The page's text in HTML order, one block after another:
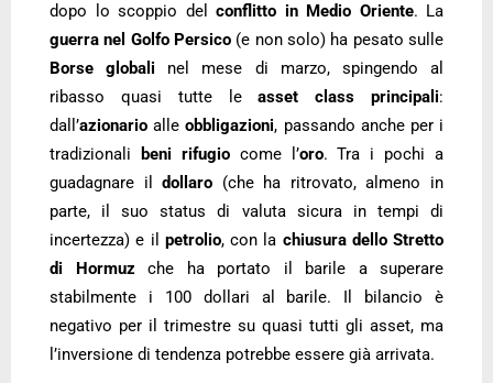
dopo lo scoppio del conflitto in Medio Oriente. La
guerra nel Golfo Persico (e non solo) ha pesato sulle
Borse globali nel mese di marzo, spingendo al
ribasso quasi tutte leasset class principali:
dall’azionario alleobbligazioni, passando anche per i
tradizionali
beni rifugiocome l’oro. Tra i pochi a
guadagnare ildollaro (che ha ritrovato, almeno in
parte, il suo status di valuta sicura in tempi di
incertezza) e il petrolio, con la chiusura dello Stretto
di Hormuzche ha portato il barile a superare
stabilmente i 100 dollari al barile. Il bilancio è
negativo per il trimestre su quasi tutti gli asset, ma
l’inversione di tendenza potrebbe essere già arrivata.